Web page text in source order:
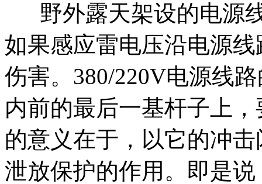
野外露天架设的电源
如果感应雷电压沿电源
伤害。380/220V电源线
内前的最后一基杆子上
的意义在于，以它的冲
泄放保护的作用。即是